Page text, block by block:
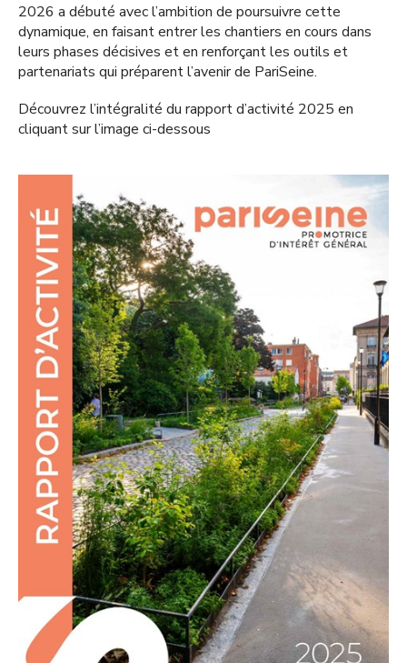
2026 a débuté avec l’ambition de poursuivre cette
dynamique, en faisant entrer les chantiers en cours dans
leurs phases décisives et en renforçant les outils et
partenariats qui préparent l’avenir de PariSeine.
Découvrez l’intégralité du rapport d’activité 2025 en
cliquant sur l’image ci-dessous